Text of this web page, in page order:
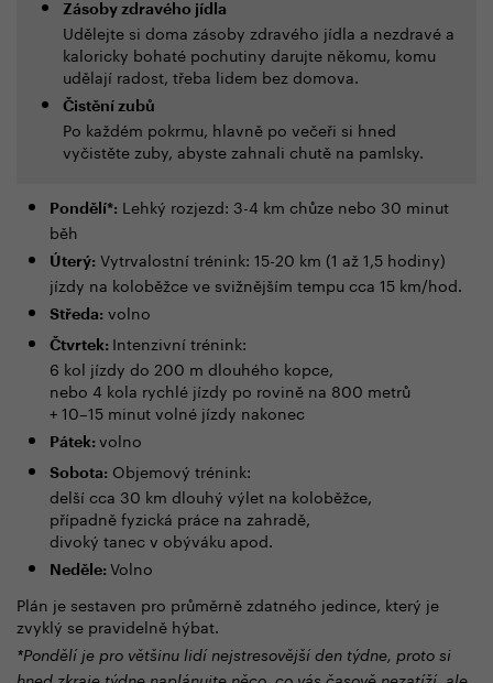
Zásoby zdravého jídla
Udělejte si doma zásoby zdravého jídla a nezdravé a
kaloricky bohaté pochutiny darujte někomu, komu
udělají radost, třeba lidem bez domova.
Čistění zubů
Po každém pokrmu, hlavně po večeři si hned
vyčistěte zuby, abyste zahnali chutě na pamlsky.
Pondělí*: Lehký rozjezd: 3-4 km chůze nebo 30 minut
běh
Úterý: Vytrvalostní trénink: 15-20 km (1 až 1,5 hodiny)
jízdy na koloběžce ve svižnějším tempu cca 15 km/hod.
Středa: volno
Čtvrtek: Intenzivní trénink:
6 kol jízdy do 200 m dlouhého kopce,
nebo 4 kola rychlé jízdy po rovině na 800 metrů
+ 10–15 minut volné jízdy nakonec
Pátek: volno
Sobota: Objemový trénink:
delší cca 30 km dlouhý výlet na koloběžce,
případně fyzická práce na zahradě,
divoký tanec v obýváku apod.
Neděle: Volno
Plán je sestaven pro průměrně zdatného jedince, který je
zvyklý se pravidelně hýbat.
*Pondělí je pro většinu lidí nejstresovější den týdne, proto si